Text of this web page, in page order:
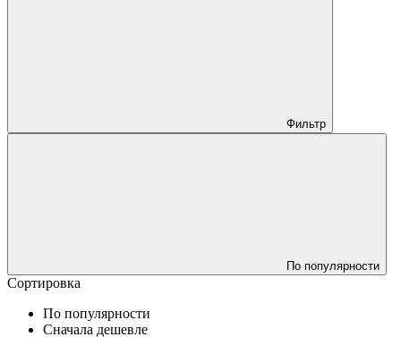
Фильтр
По популярности
Сортировка
По популярности
Сначала дешевле